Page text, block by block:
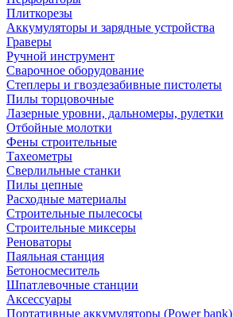
Плиткорезы
Аккумуляторы и зарядные устройства
Граверы
Ручной инструмент
Сварочное оборудование
Степлеры и гвоздезабивные пистолеты
Пилы торцовочные
Лазерные уровни, дальномеры, рулетки
Отбойные молотки
Фены строительные
Тахеометры
Сверлильные станки
Пилы цепные
Расходные материалы
Строительные пылесосы
Строительные миксеры
Реноваторы
Паяльная станция
Бетоносмеситель
Шпатлевочные станции
Аксессуары
Портативные аккумуляторы (Power bank)